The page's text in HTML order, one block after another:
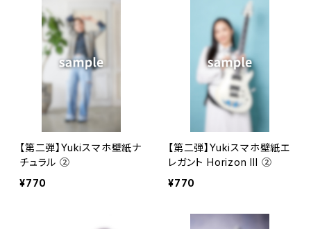
【第二弾】Yukiスマホ壁紙ナ
チュラル ②
¥770
【第二弾】Yukiスマホ壁紙エ
レガント Horizon III ②
¥770